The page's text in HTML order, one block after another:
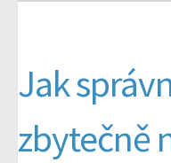
Jak
zbytečně